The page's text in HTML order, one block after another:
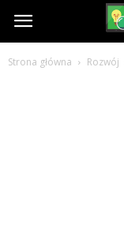
e4media.pl
Strona główna Rozwój